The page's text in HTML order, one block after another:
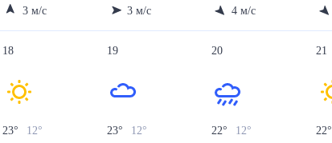
3 м/с
3 м/с
4 м/с
18
23° 12°
19
23° 12°
20
22° 12°
21
22°